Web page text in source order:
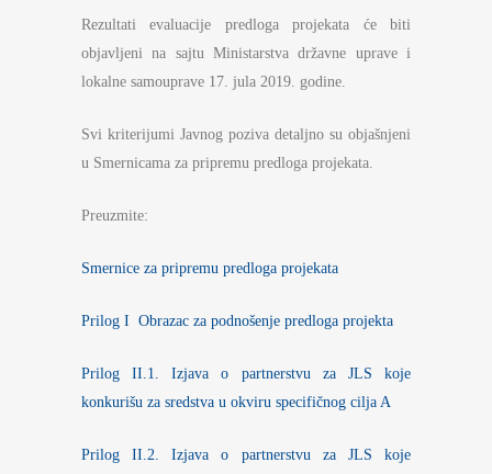
Rezultati evaluacije predloga projekata će biti
objavljeni na sajtu Ministarstva državne uprave i
lokalne samouprave 17. jula 2019. godine.
Svi kriterijumi Javnog poziva detaljno su objašnjeni
u Smernicama za pripremu predloga projekata.
Preuzmite:
Smernice za pripremu predloga projekata
Prilog I Obrazac za podnošenje predloga projekta
Prilog II.1. Izjava o partnerstvu za JLS koje
konkurišu za sredstva u okviru specifičnog cilja A
Prilog II.2. Izjava o partnerstvu za JLS koje